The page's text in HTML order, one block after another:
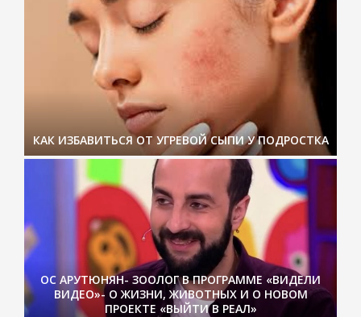
КАК ИЗБАВИТЬСЯ ОТ УГРЕВОЙ СЫПИ У ПОДРОСТКА
ОС АРУТЮНЯН- ЗООЛОГ В ПРОГРАММЕ «ВИДЕЛИ
ВИДЕО»- О ЖИЗНИ, ЖИВОТНЫХ И О НОВОМ
ПРОЕКТЕ «ВЫЙТИ В РЕАЛ»